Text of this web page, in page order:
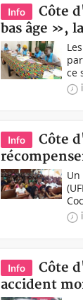
Info
Côte
bas âge »,
ce
Info
Côte
Info
Côte
accident